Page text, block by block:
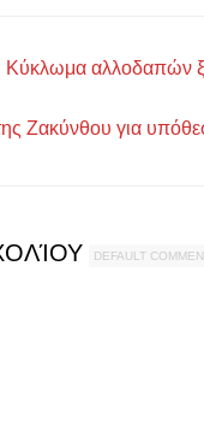
αλλοδαπών
Ζακύνθου για
DEFAULT